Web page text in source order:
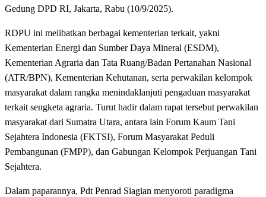
Gedung DPD RI, Jakarta, Rabu (10/9/2025).
RDPU ini melibatkan berbagai kementerian terkait, yakni
Kementerian Energi dan Sumber Daya Mineral (ESDM),
Kementerian Agraria dan Tata Ruang/Badan Pertanahan Nasional
(ATR/BPN), Kementerian Kehutanan, serta perwakilan kelompok
masyarakat dalam rangka menindaklanjuti pengaduan masyarakat
terkait sengketa agraria. Turut hadir dalam rapat tersebut perwakilan
masyarakat dari Sumatra Utara, antara lain Forum Kaum Tani
Sejahtera Indonesia (FKTSI), Forum Masyarakat Peduli
Pembangunan (FMPP), dan Gabungan Kelompok Perjuangan Tani
Sejahtera.
Dalam paparannya, Pdt Penrad Siagian menyoroti paradigma